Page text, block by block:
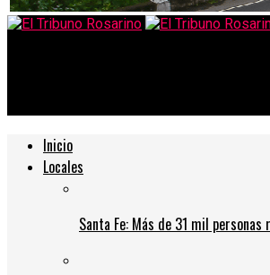
Inicio
Locales
Santa Fe: Más de 31 mil